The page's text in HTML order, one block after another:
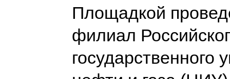
Площадкой
филиал
государственного